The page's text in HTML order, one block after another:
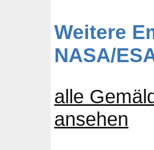
Weitere
NASA/
alle
ansehen